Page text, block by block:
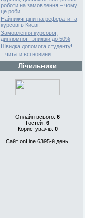
роботи на замовлення – чому
це роби...
Найнижчі ціни на реферати та
курсові в Києві!
Замовлення курсової,
дипломної - знижки до 50%
Швидка допомога студенту!
...читати всі новини
Лічильники
Онлайн всього: 6
Гостей: 6
Користувачів: 0
Сайт onLine 6395-й день.